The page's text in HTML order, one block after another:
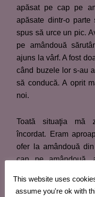
apăsat pe cap pe
apăsate dintr-o
spus să urce un pic.
pe amândouă
ajuns la vârf. A fost
când buzele lor s-au
să conducă. A oprit
noi.
Toată situaţia mă
încordat. Eram
ofer la amândouă
cap pe amândouă,
amândouă cum
This website uses
assume you're ok with